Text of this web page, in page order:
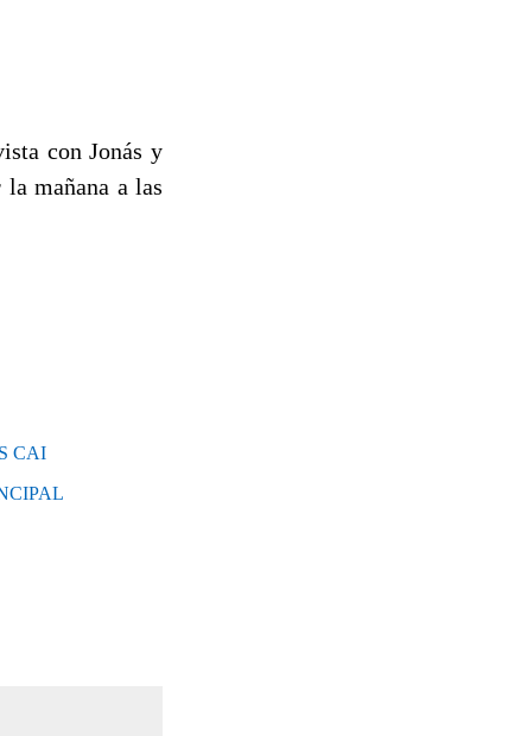
con Jonás y
mañana a las
CAI